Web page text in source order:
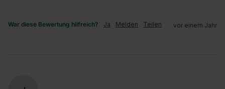
War diese Bewertung hilfreich? Ja Melden Teilen vor einem Jahr